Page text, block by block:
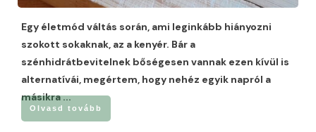
Egy életmód váltás során, ami leginkább hiányozni
szokott sokaknak, az a kenyér. Bár a
szénhidrátbevitelnek bőségesen vannak ezen kívül is
alternatívái, megértem, hogy nehéz egyik napról a
másikra...
Olvasd tovább